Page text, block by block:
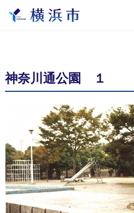
神奈川通公園 １